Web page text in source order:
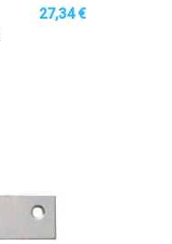
27,34 €